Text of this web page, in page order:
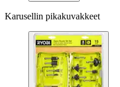
Karusellin pikakuvakkeet